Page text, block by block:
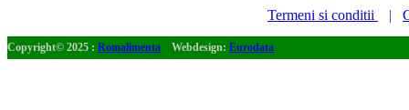
Termeni si conditii |
Copyright© 2025 : Romalimenta Webdesign: Eurodata